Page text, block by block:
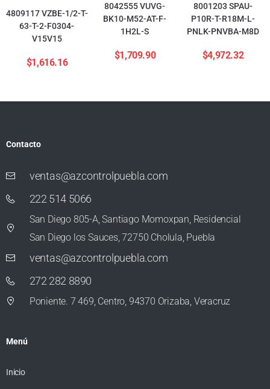
4809117 VZBE-1/2-T-
63-T-2-F0304-
V15V15
$1,616.16
8042555 VUVG-
BK10-M52-AT-F-
1H2L-S
$1,709.90
8001203 SPAU-
P10R-T-R18M-L-
PNLK-PNVBA-M8D
$4,972.32
Contacto
ventas@azcontrolpuebla.com
222 514 5066
San Diego 805-A, Santiago Momoxpan, Residencial
San Diego los Sauces, 72750 Cholula, Puebla
ventas@azcontrolpuebla.com
272 282 8890
Poniente. 7 469, Centro, 94370 Orizaba, Veracruz
Menú
Inicio